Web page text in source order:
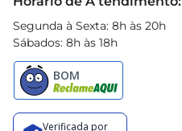
Segunda à Sexta: 8h às 20h
Sábados: 8h às 18h